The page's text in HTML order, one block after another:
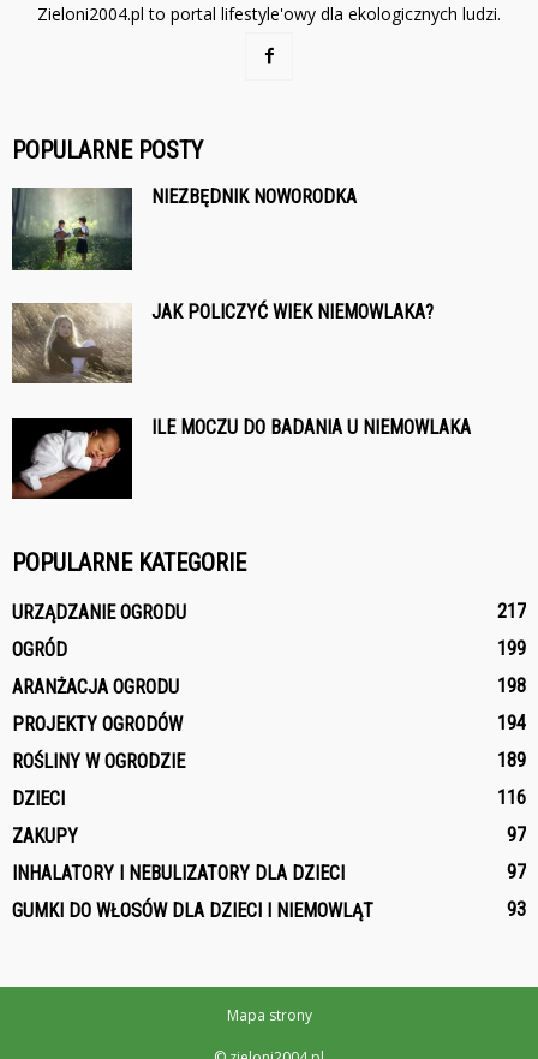
Zieloni2004.pl to portal lifestyle'owy dla ekologicznych ludzi.
POPULARNE POSTY
NIEZBĘDNIK NOWORODKA
JAK POLICZYĆ WIEK NIEMOWLAKA?
ILE MOCZU DO BADANIA U NIEMOWLAKA
POPULARNE KATEGORIE
URZĄDZANIE OGRODU
217
OGRÓD
199
ARANŻACJA OGRODU
198
PROJEKTY OGRODÓW
194
ROŚLINY W OGRODZIE
189
DZIECI
116
ZAKUPY
97
INHALATORY I NEBULIZATORY DLA DZIECI
97
GUMKI DO WŁOSÓW DLA DZIECI I NIEMOWLĄT
93
Mapa strony